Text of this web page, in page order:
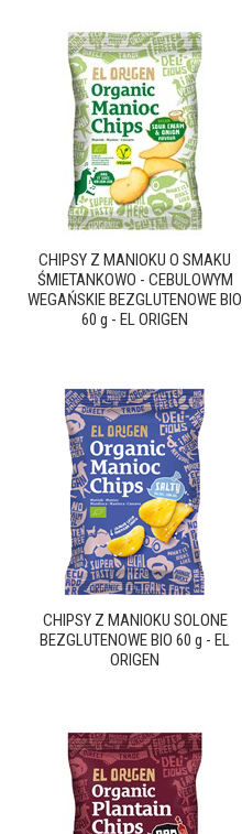
CHIPSY Z MANIOKU O SMAKU
ŚMIETANKOWO - CEBULOWYM
WEGAŃSKIE BEZGLUTENOWE BIO
60 g - EL ORIGEN
CHIPSY Z MANIOKU SOLONE
BEZGLUTENOWE BIO 60 g - EL
ORIGEN